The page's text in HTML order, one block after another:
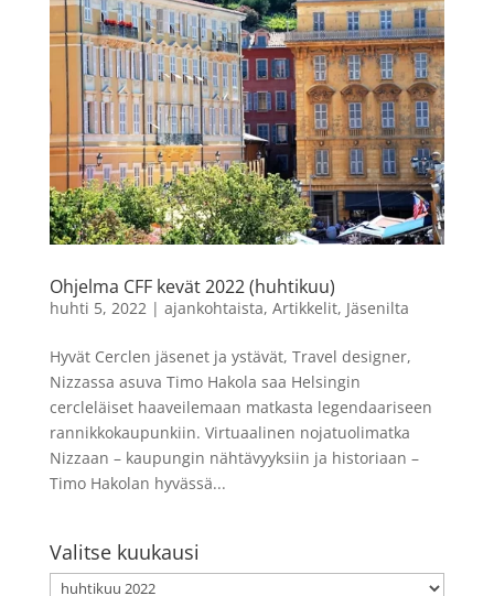
Ohjelma CFF kevät 2022 (huhtikuu)
huhti 5, 2022| ajankohtaista, Artikkelit, Jäsenilta
Hyvät Cerclen jäsenet ja ystävät, Travel designer,
Nizzassa asuva Timo Hakola saa Helsingin
cercleläiset haaveilemaan matkasta legendaariseen
rannikkokaupunkiin. Virtuaalinen nojatuolimatka
Nizzaan – kaupungin nähtävyyksiin ja historiaan –
Timo Hakolan hyvässä...
Valitse kuukausi
Valitse